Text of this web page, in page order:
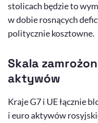
stolicach będzie to
w dobie rosnących
politycznie kosztowne.
Skala
aktywów
Kraje G7 i UE łącznie
i euro aktywów